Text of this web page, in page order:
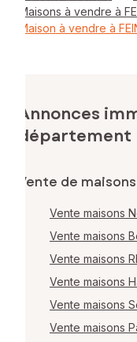
Maisons à vendre à
Maison à vendre à
Annonces
département
Vente de maisons
Vente maisons
Vente maisons
Vente maisons
Vente maisons
Vente maisons
Vente maisons